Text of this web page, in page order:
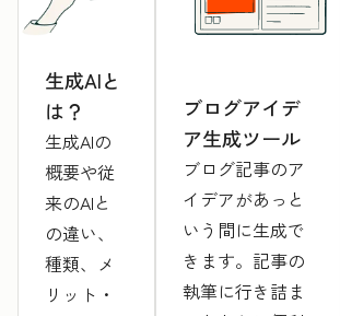
生成AIと
は？
生成AIの
概要や従
来のAIと
の違い、
種類、メ
リット・
ブログアイデ
ア生成ツール
ブログ記事のア
イデアがあっと
いう間に生成で
きます。記事の
執筆に行き詰ま